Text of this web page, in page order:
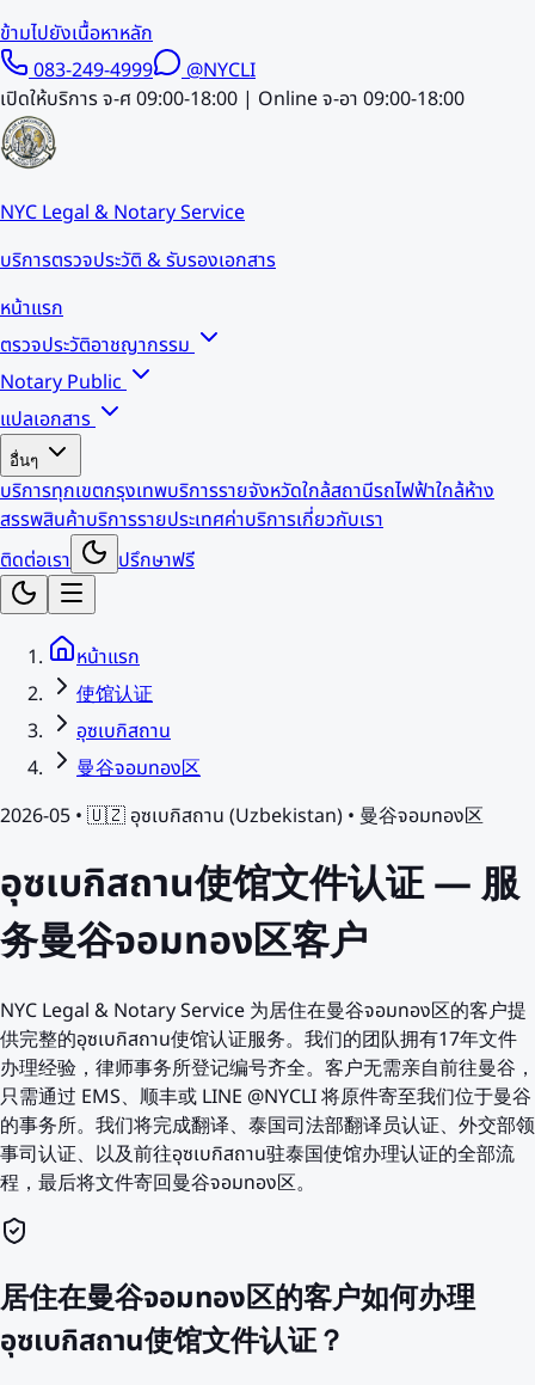
ข้ามไปยังเนื้อหาหลัก
083-249-4999
@NYCLI
เปิดให้บริการ จ-ศ 09:00-18:00 | Online จ-อา 09:00-18:00
NYC Legal & Notary Service
บริการตรวจประวัติ & รับรองเอกสาร
หน้าแรก
ตรวจประวัติอาชญากรรม
Notary Public
แปลเอกสาร
อื่นๆ
บริการทุกเขตกรุงเทพบริการรายจังหวัดใกล้สถานีรถไฟฟ้าใกล้ห้าง
สรรพสินค้าบริการรายประเทศค่าบริการเกี่ยวกับเรา
ติดต่อเรา
ปรึกษาฟรี
หน้าแรก
使馆认证
อุซเบกิสถาน
曼谷จอมทอง区
2026-05 • 🇺🇿 อุซเบกิสถาน (Uzbekistan) • 曼谷จอมทอง区
อุซเบกิสถาน使馆文件认证 — 服
务曼谷จอมทอง区客户
NYC Legal & Notary Service 为居住在曼谷จอมทอง区的客户提
供完整的อุซเบกิสถาน使馆认证服务。我们的团队拥有17年文件
办理经验，律师事务所登记编号齐全。客户无需亲自前往曼谷，
只需通过 EMS、顺丰或 LINE @NYCLI 将原件寄至我们位于曼谷
的事务所。我们将完成翻译、泰国司法部翻译员认证、外交部领
事司认证、以及前往อุซเบกิสถาน驻泰国使馆办理认证的全部流
程，最后将文件寄回曼谷จอมทอง区。
居住在曼谷จอมทอง区的客户如何办理
อุซเบกิสถาน使馆文件认证？